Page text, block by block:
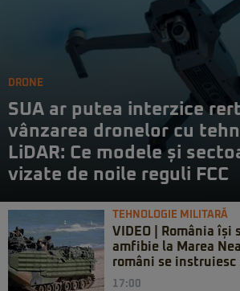
DRONE
SUA ar putea interzice
vânzarea dronelor cu
LiDAR: Ce modele și
vizate de noile reguli FCC
TEHNOLOGIE MILITARĂ
VIDEO | România își
amfibie la Marea
români se instruiesc
17:00